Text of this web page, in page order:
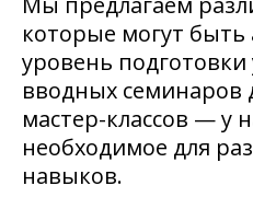
которые могут
уровень подготовки
вводных семинаров
мастер-классов — у
необходимое для
навыков.